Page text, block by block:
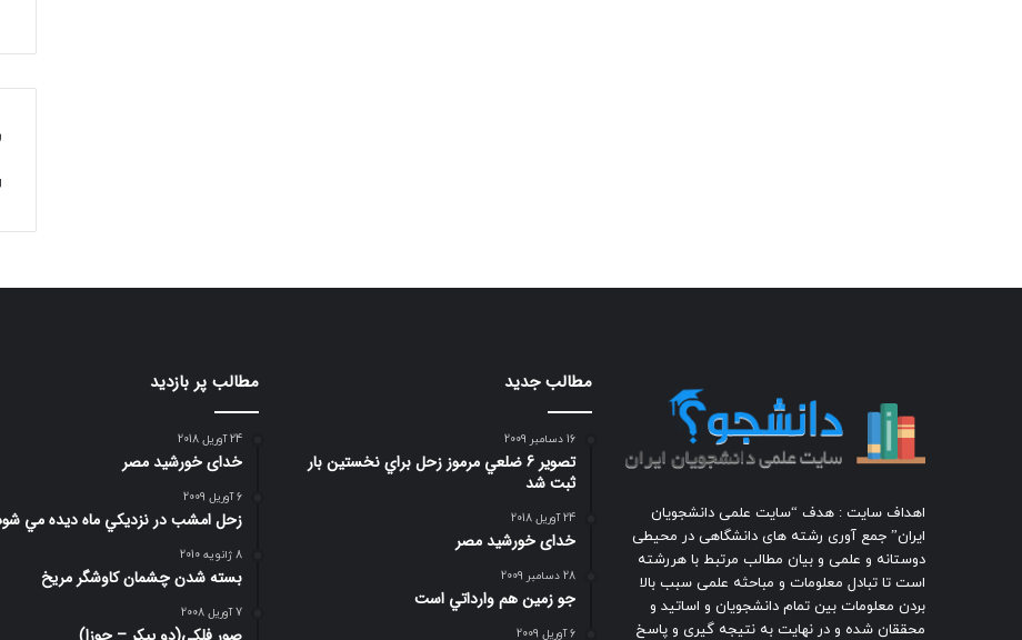
اهداف سایت : هدف “سایت علمی دانشجویان
ایران” جمع آوری رشته های دانشگاهی در محیطی
دوستانه و علمی و بیان مطالب مرتبط با هررشته
است تا تبادل معلومات و مباحثه علمی سبب بالا
بردن معلومات بین تمام دانشجویان و اساتید و
محققان شده و در نهایت به نتیجه گیری و پاسخ
مطالب جدید
16 دسامبر 2009
تصوير 6 ضلعي مرموز زحل براي نخستين بار
ثبت شد
24 آوریل 2018
خدای خورشید مصر
28 دسامبر 2009
جو زمين هم وارداتي است
6 آوریل 2009
مطالب پر بازدید
24 آوریل 2018
خدای خورشید مصر
6 آوریل 2009
زحل امشب در نزديكي ماه ديده مي
8 ژانویه 2010
بسته شدن چشمان کاوشگر مريخ
7 آوریل 2008